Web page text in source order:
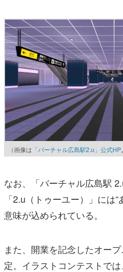
（画像は 「バーチャル広島駅2.u」公式HP
なお、「バーチャル広島駅
「2.u（トゥーユー）」には
意味が込められている。
また、開業を記念したオー
定。イラストコンテストで